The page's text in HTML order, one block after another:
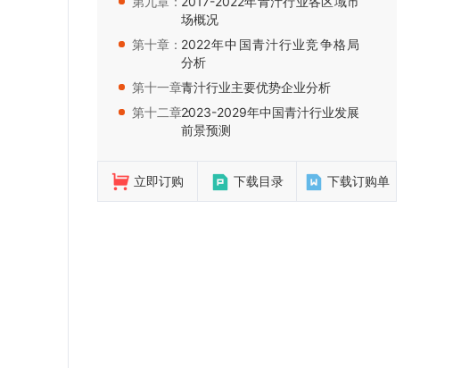
场概况
第十章： 2022年中国青汁行业竞争格局
分析
第十一章：青汁行业主要优势企业分析
第十二章：2023-2029年中国青汁行业发展
前景预测
立即订购 下载目录 下载订购单